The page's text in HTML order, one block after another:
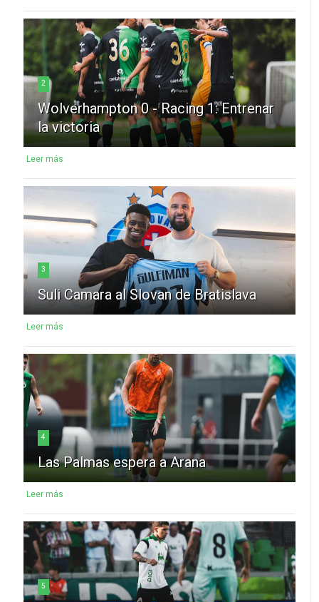
2
Wolverhampton 0 - Racing 1: Entrenar
la victoria
Leer más
3
Suli Camara al Slovan de Bratislava
Leer más
4
Las Palmas espera a Arana
Leer más
5